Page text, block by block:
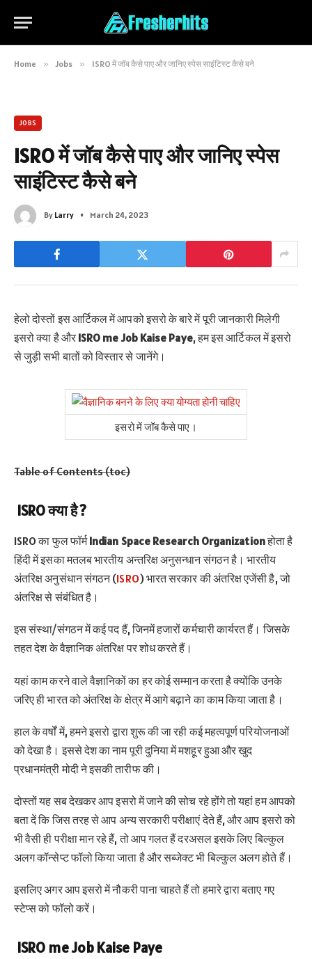
Home » Jobs » ISRO में जॉब कैसे पाए और जानिए स्पेस साइंटिस्ट कैसे बने
JOBS
ISRO में जॉब कैसे पाए और जानिए स्पेस
साइंटिस्ट कैसे बने
By Larry March 24, 2023
हेलो दोस्तों इस आर्टिकल में आपको इसरो के बारे में पूरी जानकारी मिलेगी
इसरो क्या है और ISRO me Job Kaise Paye, हम इस आर्टिकल में इसरो
से जुड़ी सभी बातों को विस्तार से जानेंगे।
इसरो में जॉब कैसे पाए।
Table of Contents (toc)
ISRO क्या है ?
ISRO का फुल फॉर्मIndian Space Research Organizationहोता है
हिंदी में इसका मतलब भारतीय अन्तरिक्ष अनुसन्धान संगठन है। भारतीय
अंतरिक्ष अनुसंधान संगठन (ISRO) भारत सरकार की अंतरिक्ष एजेंसी है, जो
अंतरिक्ष से संबंधित है।
इस संस्था/संगठन में कई पद हैं, जिनमें हजारों कर्मचारी कार्यरत हैं। जिसके
तहत देश के वैज्ञानिक अंतरिक्ष पर शोध करते हैं।
यहां काम करने वाले वैज्ञानिकों का हर कोई सम्मान करता है क्योंकि उनके
जरिए ही भारत को अंतरिक्ष के क्षेत्र में आगे बढ़ाने का काम किया जाता है।
हाल के वर्षों में, हमने इसरो द्वारा शुरू की जा रही कई महत्वपूर्ण परियोजनाओं
को देखा है। इससे देश का नाम पूरी दुनिया में मशहूर हुआ और खुद
प्रधानमंत्री मोदी ने इसकी तारीफ की।
दोस्तों यह सब देखकर आप इसरो में जाने की सोच रहे होंगे तो यहां हम आपको
बता दें कि जिस तरह से आप अन्य सरकारी परीक्षाएं देते हैं, और आप इसरो को
भी वैसी ही परीक्षा मान रहे हैं, तो आप गलत हैं दरअसल इसके लिए बिल्कुल
अलग कॉन्सेप्ट फॉलो किया जाता है और सब्जेक्ट भी बिल्कुल अलग होते हैं।
इसलिए अगर आप इसरो में नौकरी पाना चाहते हैं तो हमारे द्वारा बताए गए
स्टेप्स को फॉलो करें।
ISRO me Job Kaise Paye